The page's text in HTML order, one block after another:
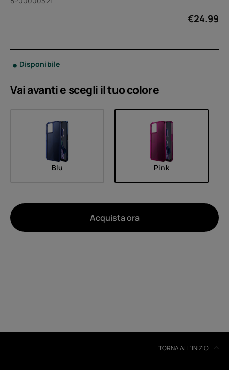
€24.99
Disponibile
Vai avanti e scegli il tuocolore
Blu Pink
Acquista ora
TORNA ALL'INIZIO